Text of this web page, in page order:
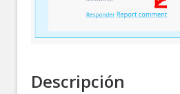
Descripción